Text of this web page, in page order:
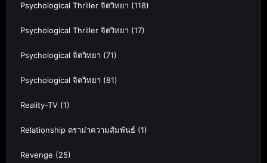
Psychological Thriller จิตวิทยา (118)
Psychological Thriller จิตวิทยา (17)
Psychological จิตวิทยา (71)
Psychological จิตวิทยา (81)
Reality-TV (1)
Relationship ดราม่าความสัมพันธ์ (1)
Revenge (25)